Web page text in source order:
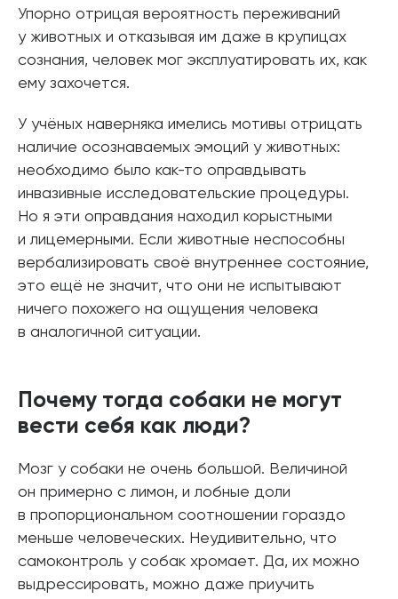
Упорно отрицая вероятность переживаний
у животных и отказывая им даже в крупицах
сознания, человек мог эксплуатировать их, как
ему захочется.
У учёных наверняка имелись мотивы отрицать
наличие осознаваемых эмоций у животных:
необходимо было как-то оправдывать
инвазивные исследовательские процедуры.
Но я эти оправдания находил корыстными
и лицемерными. Если животные неспособны
вербализировать своё внутреннее состояние,
это ещё не значит, что они не испытывают
ничего похожего на ощущения человека
в аналогичной ситуации.
Почему тогда собаки не могут
вести себя как люди?
Мозг у собаки не очень большой. Величиной
он примерно с лимон, и лобные доли
в пропорциональном соотношении гораздо
меньше человеческих. Неудивительно, что
самоконтроль у собак хромает. Да, их можно
выдрессировать, можно даже приучить